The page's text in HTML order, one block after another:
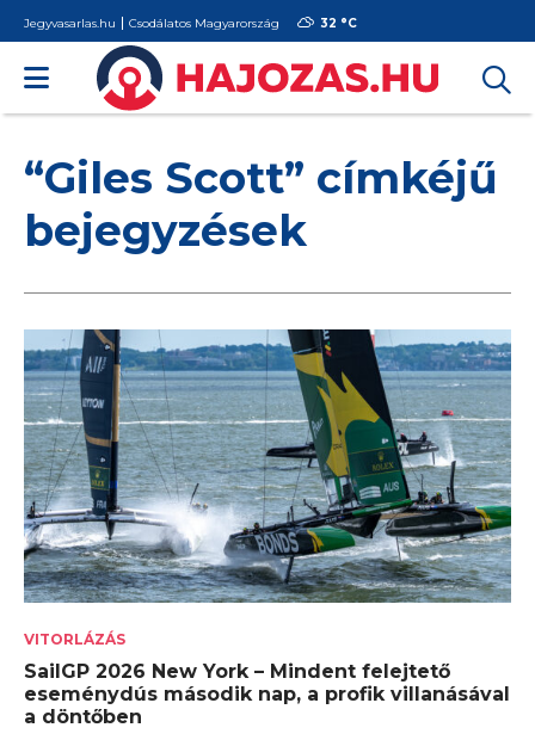
Jegyvasarlas.hu Csodálatos Magyarország 32 °C
“Giles Scott” címkéjű
bejegyzések
VITORLÁZÁS
SailGP 2026 New York – Mindent felejtető
eseménydús második nap, a profik villanásával
a döntőben